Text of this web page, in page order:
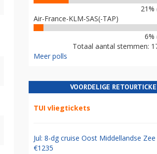
Air-France-KLM-SAS(-TAP)
6%
Totaal aantal stemmen:
Meer polls
VOORDELIGE
TUI vliegtickets
Jul: 8-dg cruise Oost Middellandse Zee
€1235